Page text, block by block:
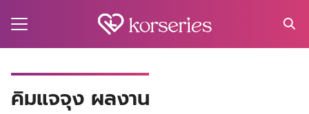
คิมแจจุง ผลงาน